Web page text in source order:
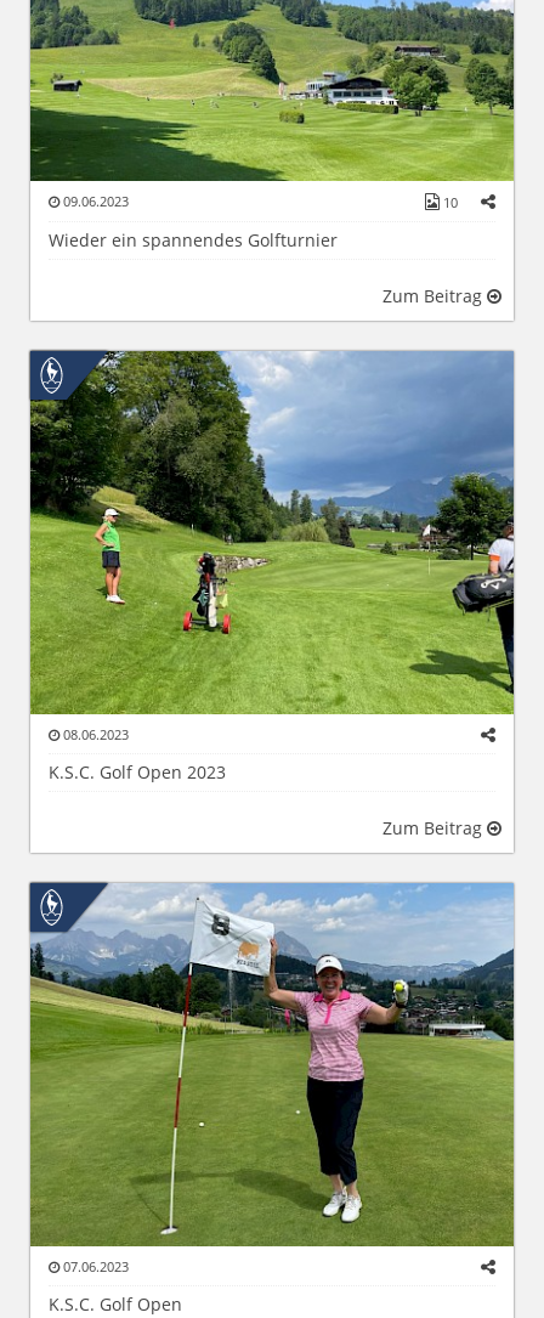
09.06.2023 10
Wieder ein spannendes Golfturnier
Zum Beitrag
08.06.2023
K.S.C. Golf Open 2023
Zum Beitrag
07.06.2023
K.S.C. Golf Open